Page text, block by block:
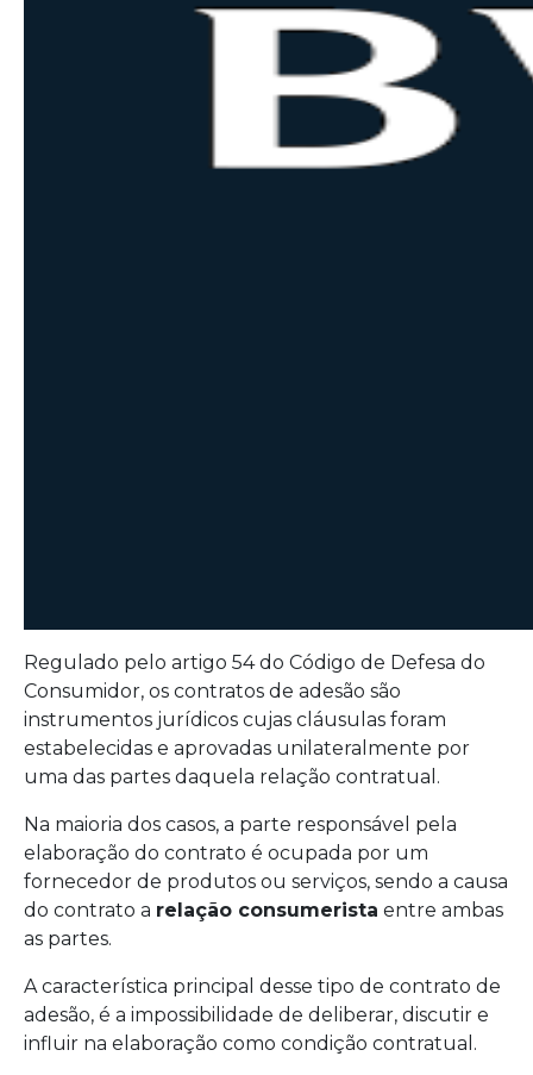
Regulado pelo artigo 54 do Código de Defesa do
Consumidor, os contratos de adesão são
instrumentos jurídicos cujas cláusulas foram
estabelecidas e aprovadas unilateralmente por
uma das partes daquela relação contratual.
Na maioria dos casos, a parte responsável pela
elaboração do contrato é ocupada por um
fornecedor de produtos ou serviços, sendo a causa
do contrato a relação consumerista entre ambas
as partes.
A característica principal desse tipo de contrato de
adesão, é a impossibilidade de deliberar, discutir e
influir na elaboração como condição contratual.